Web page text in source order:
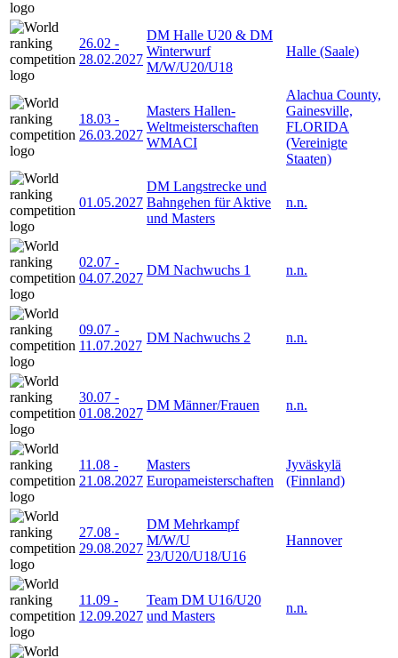
26.02 -
28.02.2027
DM Halle U20 & DM
Winterwurf
M/W/U20/U18
Halle (Saale)
18.03 -
26.03.2027
Masters Hallen-
Weltmeisterschaften
WMACI
Alachua County,
Gainesville,
FLORIDA
(Vereinigte
Staaten)
01.05.2027
DM Langstrecke und
Bahngehen für Aktive
und Masters
n.n.
02.07 -
04.07.2027
DM Nachwuchs 1 n.n.
09.07 -
11.07.2027
DM Nachwuchs 2 n.n.
30.07 -
01.08.2027
DM Männer/Frauen n.n.
11.08 -
21.08.2027
Masters
Europameisterschaften
Jyväskylä
(Finnland)
27.08 -
29.08.2027
DM Mehrkampf
M/W/U
23/U20/U18/U16
Hannover
11.09 -
12.09.2027
Team DM U16/U20
und Masters
n.n.